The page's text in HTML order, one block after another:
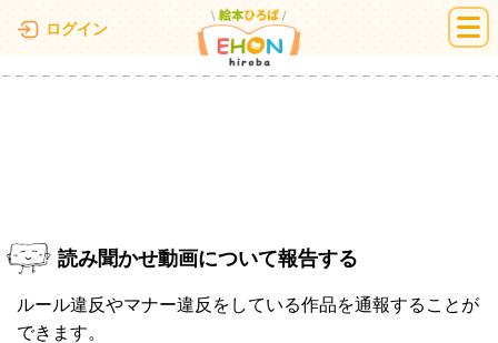
ログイン 絵本ひろば
読み聞かせ動画について報告する
ルール違反やマナー違反をしている作品を通報することが
できます。